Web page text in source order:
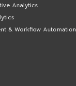
Analytics
& Workflow Automation